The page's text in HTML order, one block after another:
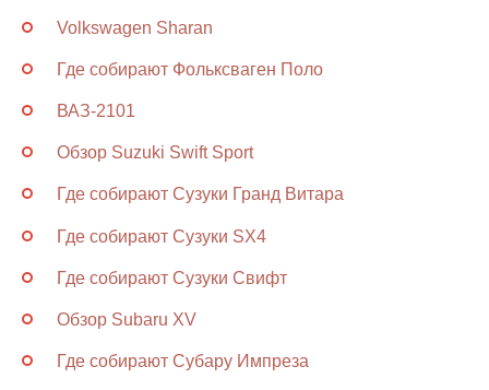
Volkswagen Sharan
Где собирают Фольксваген Поло
ВАЗ-2101
Обзор Suzuki Swift Sport
Где собирают Сузуки Гранд Витара
Где собирают Сузуки SХ4
Где собирают Сузуки Свифт
Обзор Subaru XV
Где собирают Субару Импреза